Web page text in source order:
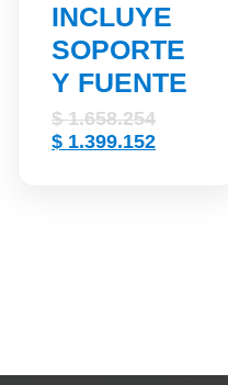
INCLUYE
SOPORTE
Y FUENTE
$1.658.254Original
price
$ 1.399.152Current